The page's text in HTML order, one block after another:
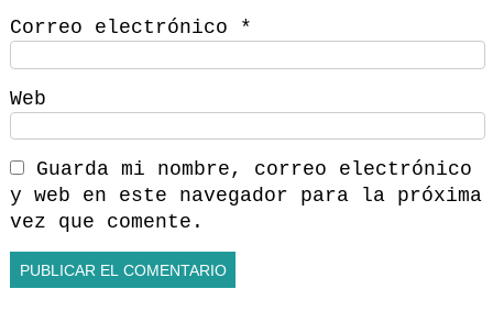
Correo electrónico *
Web
Guarda mi nombre, correo electrónico
y web en este navegador para la próxima
vez que comente.